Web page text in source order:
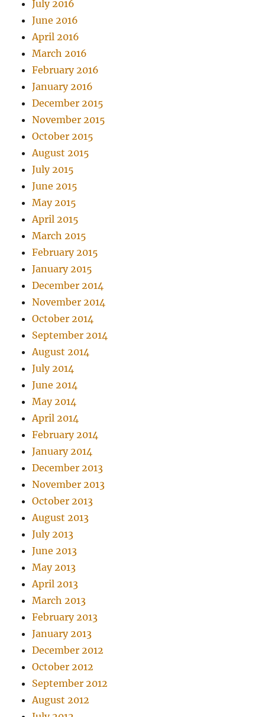
July 2016
June 2016
April 2016
March 2016
February 2016
January 2016
December 2015
November 2015
October 2015
August 2015
July 2015
June 2015
May 2015
April 2015
March 2015
February 2015
January 2015
December 2014
November 2014
October 2014
September 2014
August 2014
July 2014
June 2014
May 2014
April 2014
February 2014
January 2014
December 2013
November 2013
October 2013
August 2013
July 2013
June 2013
May 2013
April 2013
March 2013
February 2013
January 2013
December 2012
October 2012
September 2012
August 2012